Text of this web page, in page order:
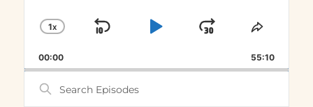
CHANGE
RATE
1X
SKIP
PLAYJUMP
FORWARD
SHARE
00:00 55:10
Search
Episodes